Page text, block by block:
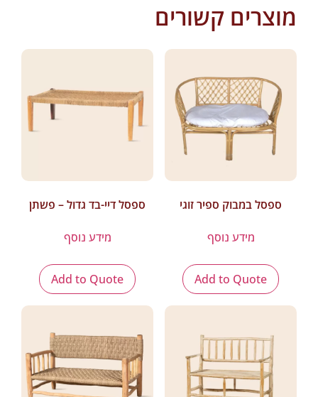
מוצרים קשורים
ספסל במבוק ספיר זוגי
מידע נוסף
Add to Quote
ספסל דיי-בד גדול – פשתן
מידע נוסף
Add to Quote